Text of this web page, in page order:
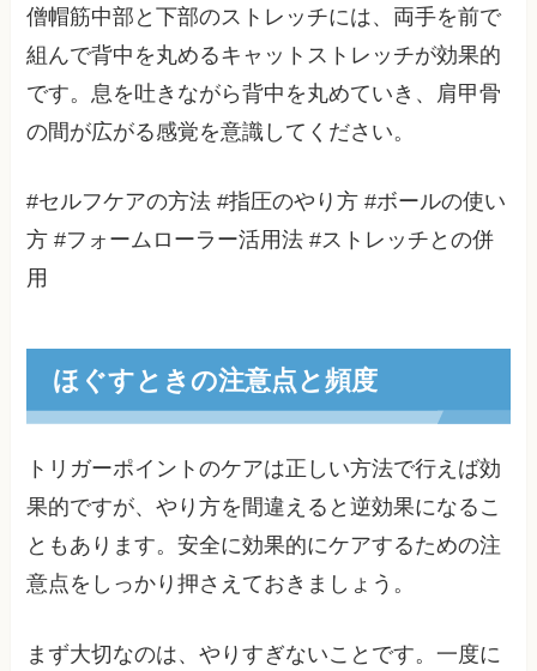
僧帽筋中部と下部のストレッチには、両手を前で
組んで背中を丸めるキャットストレッチが効果的
です。息を吐きながら背中を丸めていき、肩甲骨
の間が広がる感覚を意識してください。
#セルフケアの方法 #指圧のやり方 #ボールの使い
方 #フォームローラー活用法 #ストレッチとの併
用
ほぐすときの注意点と頻度
トリガーポイントのケアは正しい方法で行えば効
果的ですが、やり方を間違えると逆効果になるこ
ともあります。安全に効果的にケアするための注
意点をしっかり押さえておきましょう。
まず大切なのは、やりすぎないことです。一度に